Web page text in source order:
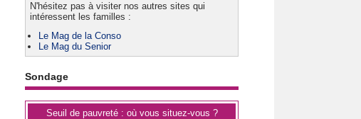
N'hésitez pas à visiter nos autres sites qui
intéressent les familles :
Le Mag de la Conso
Le Mag du Senior
Sondage
Seuil de pauvreté : où vous situez-vous ?